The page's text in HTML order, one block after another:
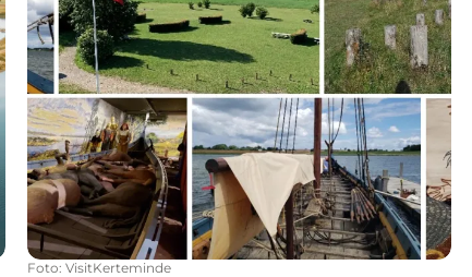
Foto: VisitKerteminde